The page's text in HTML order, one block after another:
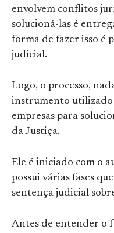
envolvem conflitos
solucioná-las é
forma de fazer isso é
judicial.
Logo, o processo,
instrumento utilizado
empresas para
da Justiça.
Ele é iniciado com o
possui várias fases
sentença judicial
Antes de entender o